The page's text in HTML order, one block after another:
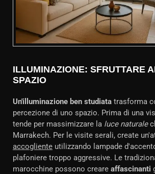
ILLUMINAZIONE: SFRUTTARE
SPAZIO
Un'illuminazione ben studiata trasforma
percezione di uno spazio. Prima di una
tende per massimizzare la luce naturale
Marrakech. Per le visite serali, create
accogliente utilizzando lampade
plafoniere troppo aggressive. Le
marocchine possono creare affascinanti